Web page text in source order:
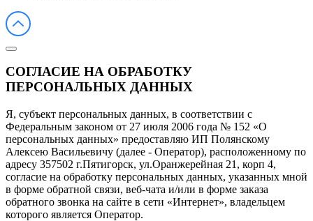
СОГЛАСИЕ НА ОБРАБОТКУ
ПЕРСОНАЛЬНЫХ ДАННЫХ
Я, субъект персональных данных, в соответствии с
Федеральным законом от 27 июля 2006 года № 152 «О
персональных данных» предоставляю ИП Полянскому
Алексею Васильевичу (далее - Оператор), расположенному по
адресу 357502 г.Пятигорск, ул.Оранжерейная 21, корп 4,
согласие на обработку персональных данных, указанных мной
в форме обратной связи, веб-чата и/или в форме заказа
обратного звонка на сайте в сети «Интернет», владельцем
которого является Оператор.